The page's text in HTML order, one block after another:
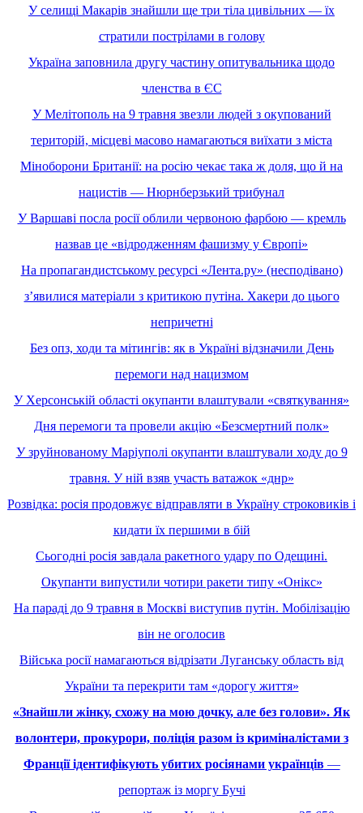
У селищі Макарів знайшли ще три тіла цивільних — їх
стратили пострілами в голову
Україна заповнила другу частину опитувальника щодо
членства в ЄС
У Мелітополь на 9 травня звезли людей з окупований
територій, місцеві масово намагаються виїхати з міста
Міноборони Британії: на росію чекає така ж доля, що й на
нацистів — Нюрнберзький трибунал
У Варшаві посла росії облили червоною фарбою — кремль
назвав це «відродженням фашизму у Європі»
На пропагандистському ресурсі «Лента.ру» (несподівано)
зʼявилися матеріали з критикою путіна. Хакери до цього
непричетні
Без опз, ходи та мітингів: як в Україні відзначили День
перемоги над нацизмом
У Херсонській області окупанти влаштували «святкування»
Дня перемоги та провели акцію «Безсмертний полк»
У зруйнованому Маріуполі окупанти влаштували ходу до 9
травня. У ній взяв участь ватажок «днр»
Розвідка: росія продовжує відправляти в Україну строковиків і
кидати їх першими в бій
Сьогодні росія завдала ракетного удару по Одещині.
Окупанти випустили чотири ракети типу «Онікс»
На параді до 9 травня в Москві виступив путін. Мобілізацію
він не оголосив
Війська росії намагаються відрізати Луганську область від
України та перекрити там «дорогу життя»
«Знайшли жінку, схожу на мою дочку, але без голови». Як
волонтери, прокурори, поліція разом із криміналістами з
Франції ідентифікують убитих росіянами українців―
репортаж із моргу Бучі